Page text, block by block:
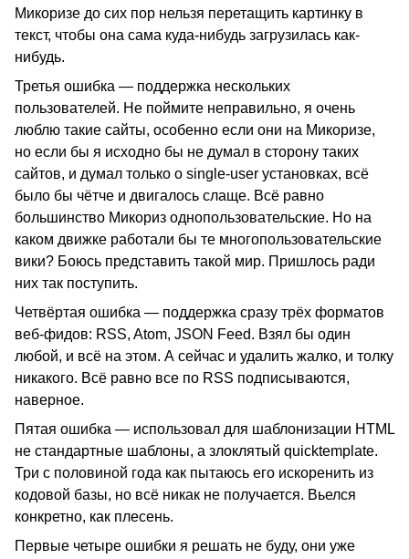
Микоризе до сих пор нельзя перетащить картинку в
текст, чтобы она сама куда-нибудь загрузилась как-
нибудь.
Третья ошибка — поддержка нескольких
пользователей. Не поймите неправильно, я очень
люблю такие сайты, особенно если они на Микоризе,
но если бы я исходно бы не думал в сторону таких
сайтов, и думал только о single-user установках, всё
было бы чётче и двигалось слаще. Всё равно
большинство Микориз однопользовательские. Но на
каком движке работали бы те многопользовательские
вики? Боюсь представить такой мир. Пришлось ради
них так поступить.
Четвёртая ошибка — поддержка сразу трёх форматов
веб-фидов: RSS, Atom, JSON Feed. Взял бы один
любой, и всё на этом. А сейчас и удалить жалко, и толку
никакого. Всё равно все по RSS подписываются,
наверное.
Пятая ошибка — использовал для шаблонизации HTML
не стандартные шаблоны, а злоклятый quicktemplate.
Три с половиной года как пытаюсь его искоренить из
кодовой базы, но всё никак не получается. Вьелся
конкретно, как плесень.
Первые четыре ошибки я решать не буду, они уже